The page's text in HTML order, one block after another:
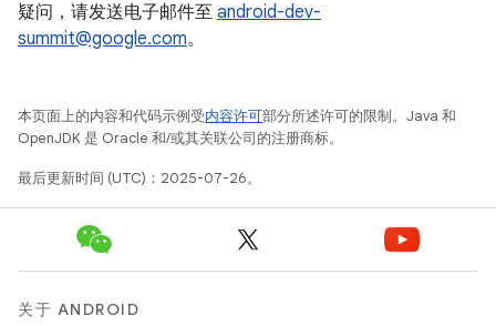
疑问，请发送电子邮件至 android-dev-
summit@google.com。
本页面上的内容和代码示例受内容许可部分所述许可的限制。Java 和
OpenJDK 是 Oracle 和/或其关联公司的注册商标。
最后更新时间 (UTC)：2025-07-26。
关于 ANDROID